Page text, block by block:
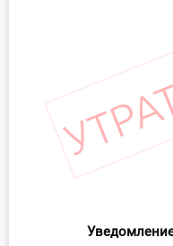
Уведомление о